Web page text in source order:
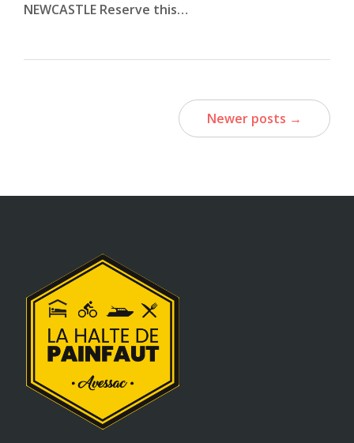
NEWCASTLE Reserve this…
Newer posts →